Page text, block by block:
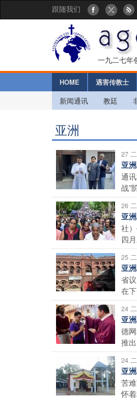
跟随我们
一九二七年
HOME 遇害传教士
新闻通讯 教廷
亚洲
27
亚
通
战”
26
亚
社
四
25
亚
省
在
24
亚
德
推
24
亚
苦
怀